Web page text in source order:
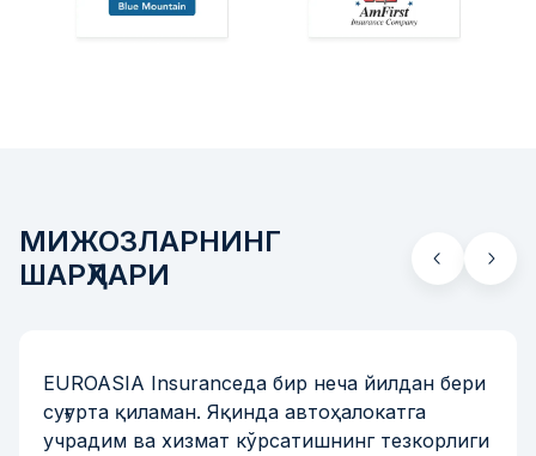
МИЖОЗЛАРНИНГ
ШАРҲЛАРИ
EUROASIA Insuranceда бир неча йилдан бери
суғурта қиламан. Яқинда автоҳалокатга
учрадим ва хизмат кўрсатишнинг тезкорлиги